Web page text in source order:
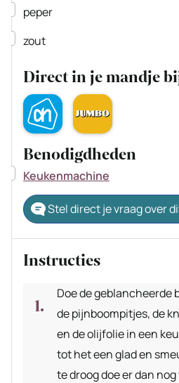
▢
peper
▢
zout
Direct in je mandje
Benodigdheden
▢
Keukenmachine
Stel direct je vraag over
Instructies
Doe de geblancheerde
de pijnboompitjes, de
en de olijfolie in een
tot het een glad en
te droog doe er dan